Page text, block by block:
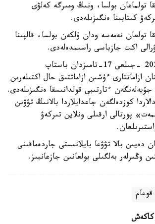
تولماعان بولسا، ونىڭ ومىرگە كەلۋى
كىتابىنا ەنگىزىلەدى.
تولعان نەمەسە ودان ۇلكەن بولسا، قالپىنا
اكت جازباسى راسىمدەلەدى.
قورىتا ايتقاندا، 2026 -جىلعى 17-تامىزدان باستاپ
ازاماتتارى ءۇشىن ازاماتتىق حال اكتىلەرىن
ءتارتىبى قولدانىسقا ەنگىزىلەدى.
كوزدەلگەن جاعدايلاردا بالانىڭ تۋۋىن
پورتالى ارقىلى ونلاين تىركەۋ
دەيىن بالا تۋۋعا بايلانىستى جاردەماقىنى
وڭىرلەر بەلگىلى بولعانىن جازعانبىز.
قوعام
كاكەش